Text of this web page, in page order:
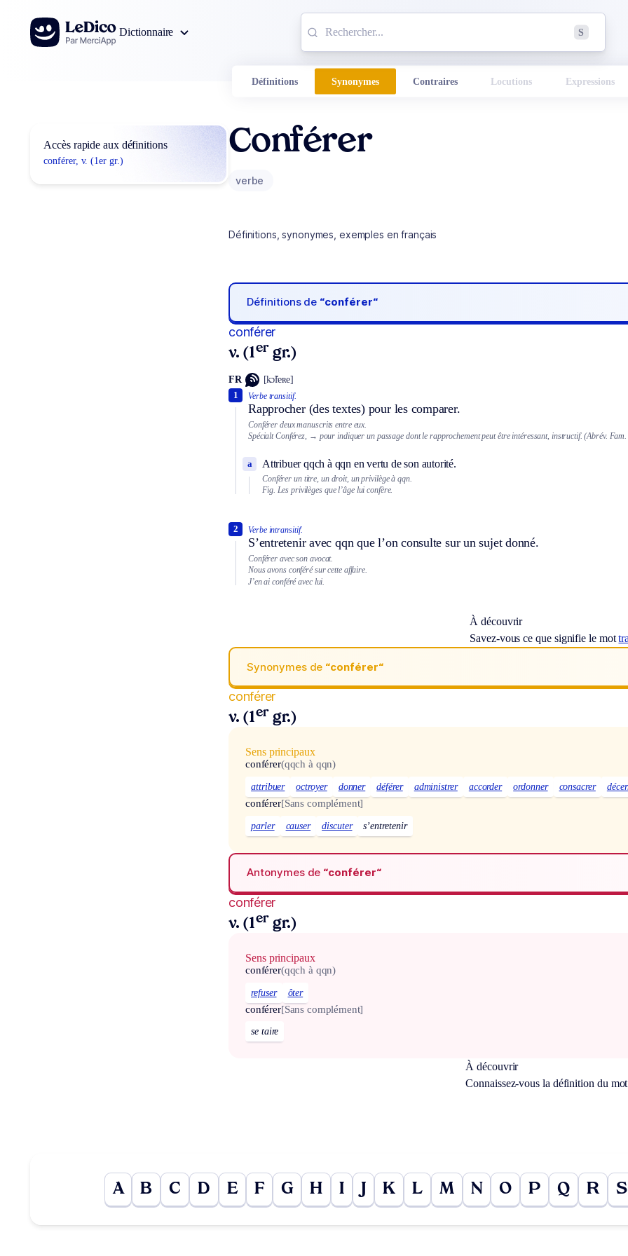
Aller au contenu
Dictionnaire
S
Définitions Synonymes Contraires Locutions Expressions
Accès rapide aux définitions
conférer, v. (1er gr.)
Conférer
verbe
Définitions, synonymes, exemples en français
Définitions de “conférer“
conférer
v. (1er gr.)
FR [kɔ̃feʀe]
Verbe transitif.
Rapprocher (des textes) pour les comparer.
1
Conférer deux manuscrits entre eux.
Spécialt Conférez, → pour indiquer un passage dont le rapprochement peut être intéressant, instructif. (Abrév. Fam.
Attribuer qqch à qqn en vertu de son autorité.
a
Conférer un titre, un droit, un privilège à qqn.
Fig. Les privilèges que l’âge lui confère.
Verbe intransitif.
S’entretenir avec qqn que l’on consulte sur un sujet donné.
2
Conférer avec son avocat.
Nous avons conféré sur cette affaire.
J’en ai conféré avec lui.
À découvrir
Savez-vous ce que signifie le mot
Synonymes de “conférer“
conférer
v. (1er gr.)
Sens principaux
conférer(qqch à qqn)
attribuer octroyer donner déférer administrer accorder ordonner consacrer
conférer[Sans complément]
parler causer discuter s’entretenir
Antonymes de “conférer“
conférer
v. (1er gr.)
Sens principaux
conférer(qqch à qqn)
refuser ôter
conférer[Sans complément]
se taire
À découvrir
Connaissez-vous la définition du
A B C D E F G H I J K L M N O P Q R S